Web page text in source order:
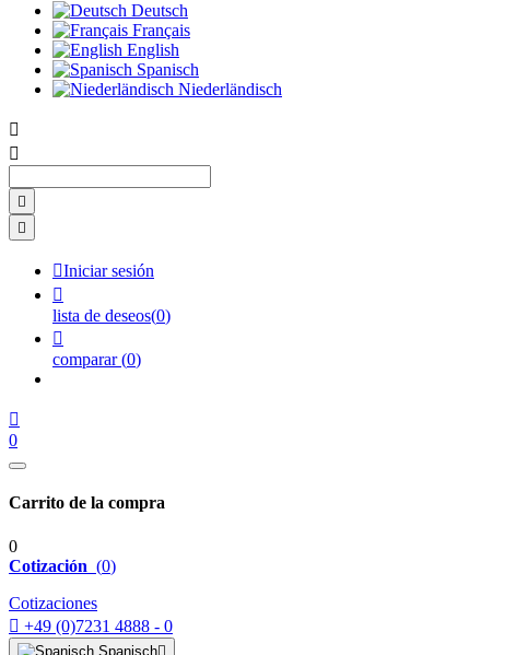
Deutsch
Français
English
Spanisch
Niederländisch




Iniciar sesión

lista de deseos(0)

comparar (0)

0
Carrito de la compra
0
Cotización (0)
Cotizaciones
 +49 (0)7231 4888 - 0
Spanisch